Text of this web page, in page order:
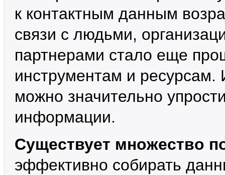
к контактным данным
связи с людьми,
партнерами стало еще
инструментам и
можно значительно
информации.
Существует множество
эффективно собирать